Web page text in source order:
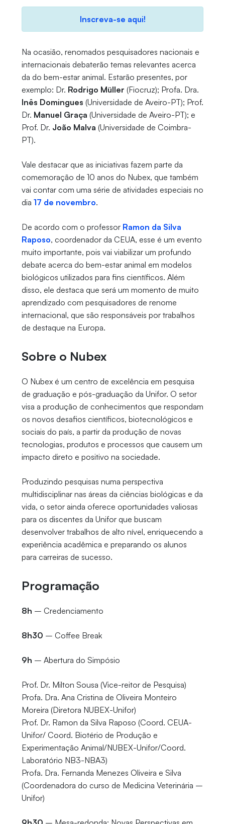
Inscreva-se aqui!
Na ocasião, renomados pesquisadores nacionais e
internacionais debaterão temas relevantes acerca
da do bem-estar animal. Estarão presentes, por
exemplo: Dr. Rodrigo Müller (Fiocruz); Profa. Dra.
Inês Domingues (Universidade de Aveiro-PT); Prof.
Dr. Manuel Graça (Universidade de Aveiro-PT); e
Prof. Dr. João Malva (Universidade de Coimbra-
PT).
Vale destacar que as iniciativas fazem parte da
comemoração de 10 anos do Nubex, que também
vai contar com uma série de atividades especiais no
dia 17 de novembro.
De acordo com o professor Ramon da Silva
Raposo, coordenador da CEUA, esse é um evento
muito importante, pois vai viabilizar um profundo
debate acerca do bem-estar animal em modelos
biológicos utilizados para fins científicos. Além
disso, ele destaca que será um momento de muito
aprendizado com pesquisadores de renome
internacional, que são responsáveis por trabalhos
de destaque na Europa.
Sobre o Nubex
O Nubex é um centro de excelência em pesquisa
de graduação e pós-graduação da Unifor. O setor
visa a produção de conhecimentos que respondam
os novos desafios científicos, biotecnológicos e
sociais do país, a partir da produção de novas
tecnologias, produtos e processos que causem um
impacto direto e positivo na sociedade.
Produzindo pesquisas numa perspectiva
multidisciplinar nas áreas da ciências biológicas e da
vida, o setor ainda oferece oportunidades valiosas
para os discentes da Unifor que buscam
desenvolver trabalhos de alto nível, enriquecendo a
experiência acadêmica e preparando os alunos
para carreiras de sucesso.
Programação
8h – Credenciamento
8h30 – Coffee Break
9h – Abertura do Simpósio
Prof. Dr. Milton Sousa (Vice-reitor de Pesquisa)
Profa. Dra. Ana Cristina de Oliveira Monteiro
Moreira (Diretora NUBEX-Unifor)
Prof. Dr. Ramon da Silva Raposo (Coord. CEUA-
Unifor/ Coord. Biotério de Produção e
Experimentação Animal/NUBEX-Unifor/Coord.
Laboratório NB3-NBA3)
Profa. Dra. Fernanda Menezes Oliveira e Silva
(Coordenadora do curso de Medicina Veterinária –
Unifor)